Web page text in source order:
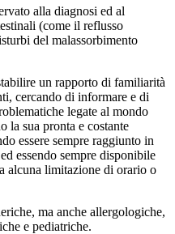
alla diagnosi ed al
(come il reflusso
del malassorbimento
un rapporto di familiarità
cercando di informare e di
legate al mondo
la sua pronta e costante
essere sempre raggiunto in
essendo sempre disponibile
alcuna limitazione di orario o
ma anche allergologiche,
e pediatriche.